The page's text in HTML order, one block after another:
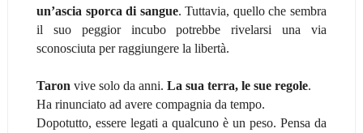
un’ascia sporca di sangue. Tuttavia, quello che sembra
il suo peggior incubo potrebbe rivelarsi una via
sconosciuta per raggiungere la libertà.
Taron vive solo da anni. La sua terra, le sue regole.
Ha rinunciato ad avere compagnia da tempo.
Dopotutto, essere legati a qualcuno è un peso. Pensa da